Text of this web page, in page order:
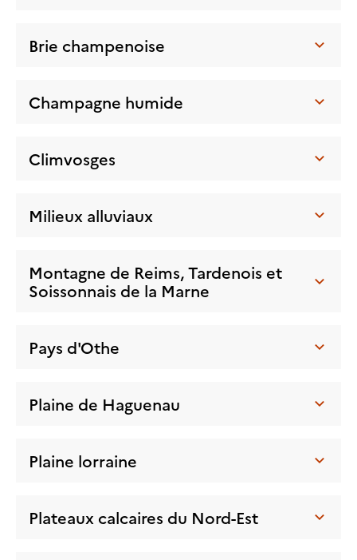
Brie champenoise
Champagne humide
Climvosges
Milieux alluviaux
Montagne de Reims, Tardenois et
Soissonnais de la Marne
Pays d'Othe
Plaine de Haguenau
Plaine lorraine
Plateaux calcaires du Nord-Est